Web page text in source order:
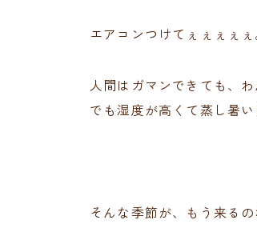
エアコンつけてぇぇぇぇぇ
人間はガマンできても、
でも湿度が高くて蒸し暑
そんな季節が、もう来るの